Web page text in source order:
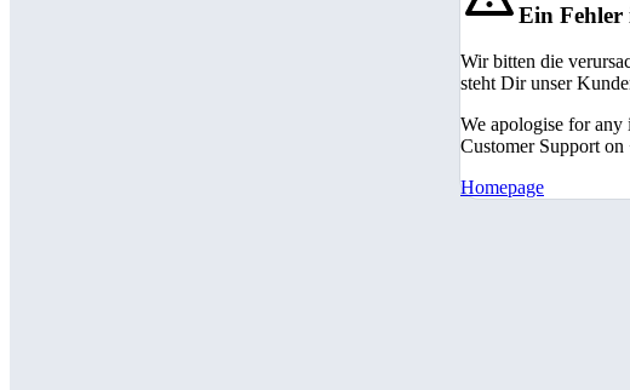
Ein Fehler
Wir bitten die
steht Dir unser
We apologise for any
Customer Support
Homepage